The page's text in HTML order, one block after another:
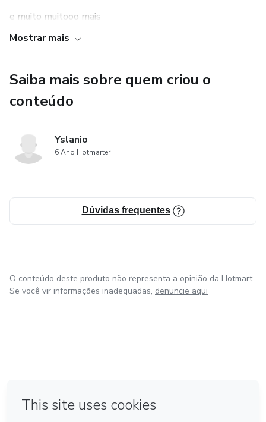
e muito muitooo mais
Mostrar mais
Saiba mais sobre quem criou o
conteúdo
Yslanio
6 Ano Hotmarter
Dúvidas frequentes
O conteúdo deste produto não representa a opinião da Hotmart.
Se você vir informações inadequadas, denuncie aqui
Feito com ❤ na Cidade do México